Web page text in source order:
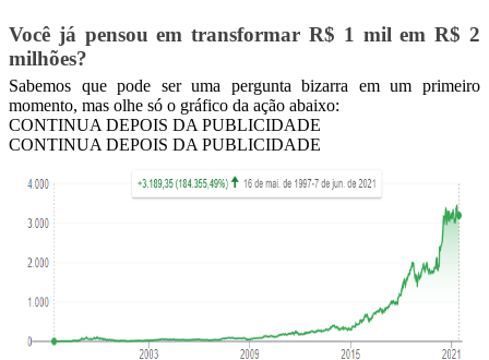
Você já pensou em transformar R$ 1 mil em R$ 2
milhões?
Sabemos que pode ser uma pergunta bizarra em um primeiro
momento, mas olhe só o gráfico da ação abaixo:
CONTINUA DEPOIS DA PUBLICIDADE
CONTINUA DEPOIS DA PUBLICIDADE